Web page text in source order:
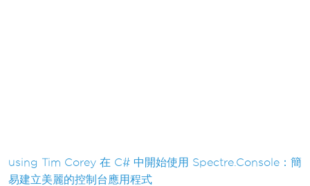
using Tim Corey 在 C# 中開始使用 Spectre.Console：簡
易建立美麗的控制台應用程式